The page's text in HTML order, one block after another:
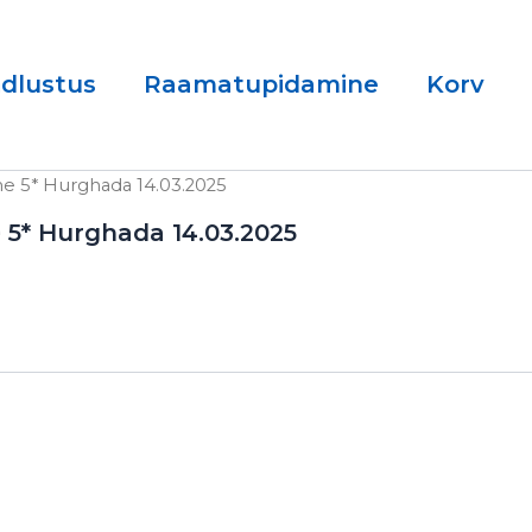
Raamatupidamine Korv
5* Hurghada 14.03.2025
Hurghada 14.03.2025